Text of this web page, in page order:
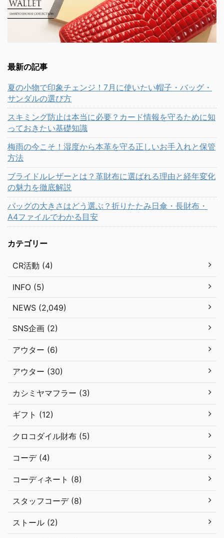
最新の記事
夏の小物で印象チェンジ！7月に使いたい帽子・バッグ・
サンダルの選び方
スキミング防止は本当に必要？カード情報を守るために知
っておきたい基礎知識
梅雨の今こそ！湿度から本革を守る正しいお手入れと保管
方法
ブライドルレザーとは？革財布に選ばれる理由と経年変化
の魅力を徹底解説
バッグの大きさはどう選ぶ？折りたたみ日傘・長財布・
A4ファイルでわかる目安
カテゴリー
CR活動 (4)
INFO (5)
NEWS (2,049)
SNS企画 (2)
アウター (6)
アウター (30)
カシミヤマフラー (3)
ギフト (12)
クロコダイル財布 (5)
コーデ (4)
コーディネート (8)
スタッフコーデ (8)
ストール (2)